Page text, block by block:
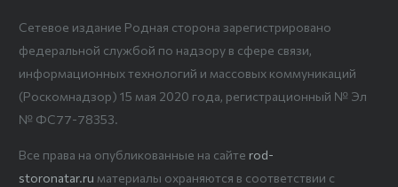
Сетевое издание Родная сторона зарегистрировано
федеральной службой по надзору в сфере связи,
информационных технологий и массовых коммуникаций
(Роскомнадзор) 15 мая 2020 года, регистрационный № Эл
№ ФС77-78353.
Все права на опубликованные на сайте rod-
storonatar.ru материалы охраняются в соответствии с